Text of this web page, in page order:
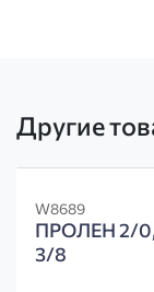
Другие
W8689
ПРОЛЕН 2/0,
3/8